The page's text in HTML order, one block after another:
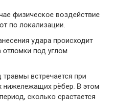
физическое воздействие
по локализации.
удара происходит
отломки под углом
встречается при
нижележащих рёбер. В этом
сколько срастается